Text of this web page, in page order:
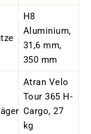
H8
Aluminium,
31,6 mm,
350 mm
Atran Velo
Tour 365 H-
Cargo, 27
kg